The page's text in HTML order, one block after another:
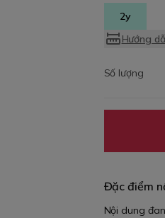
2y
Hướng
Số lượng
Đặc điểm
Nội dung